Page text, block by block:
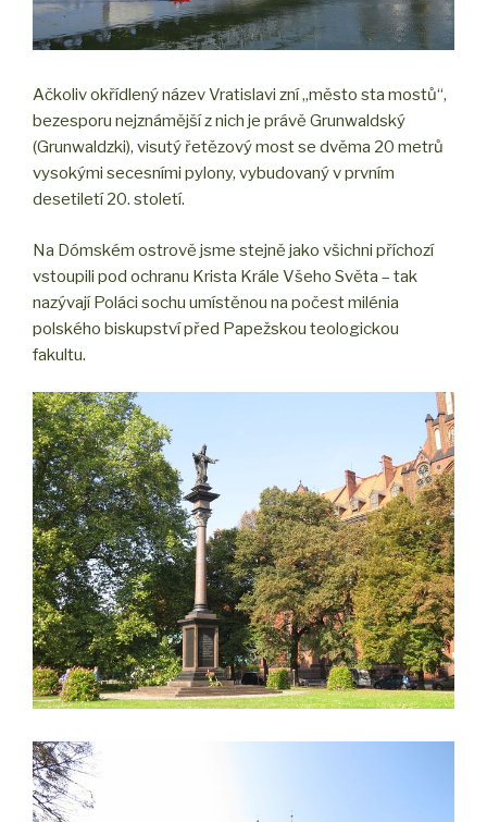
Ačkoliv okřídlený název Vratislavi zní „město sta mostů“,
bezesporu nejznámější z nich je právě Grunwaldský
(Grunwaldzki), visutý řetězový most se dvěma 20 metrů
vysokými secesními pylony, vybudovaný v prvním
desetiletí 20. století.
Na Dómském ostrově jsme stejně jako všichni příchozí
vstoupili pod ochranu Krista Krále Všeho Světa – tak
nazývají Poláci sochu umístěnou na počest milénia
polského biskupství před Papežskou teologickou
fakultu.